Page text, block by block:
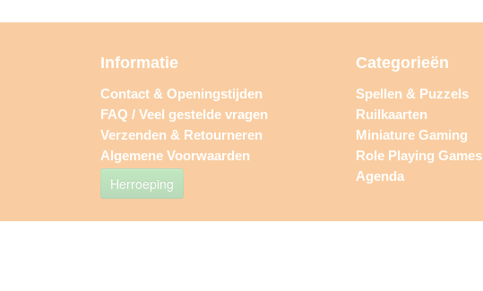
Informatie
Contact & Openingstijden
FAQ / Veel gestelde vragen
Verzenden & Retourneren
Algemene Voorwaarden
Herroeping
Categorieën
Spellen & Puzzels
Ruilkaarten
Miniature Gaming
Role Playing Games
Agenda